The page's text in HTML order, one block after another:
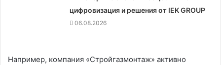
цифровизация и решения от IEK GROUP
06.08.2026
Например, компания «Стройгазмонтаж» активно